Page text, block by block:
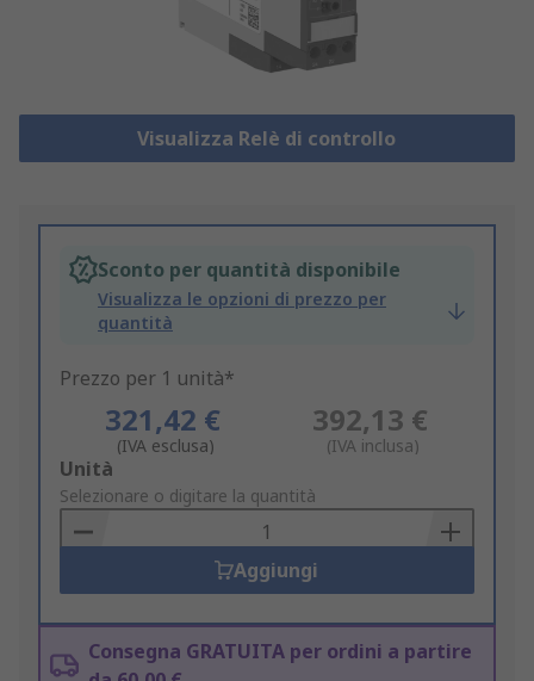
Visualizza Relè di controllo
Sconto per quantità disponibile
Visualizza le opzioni di prezzo per
quantità
Prezzo per 1 unità*
321,42 €
(IVA esclusa)
392,13 €
(IVA inclusa)
Add
to
Basket
Unità
Selezionare o digitare la quantità
Aggiungi
Consegna GRATUITA per ordini a partire